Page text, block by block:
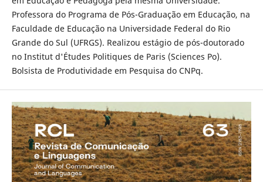
Professora do Programa de Pós-Graduação em Educação, na
Faculdade de Educação na Universidade Federal do Rio
Grande do Sul (UFRGS). Realizou estágio de pós-doutorado
no Institut d'Études Politiques de Paris (Sciences Po).
Bolsista de Produtividade em Pesquisa do CNPq.